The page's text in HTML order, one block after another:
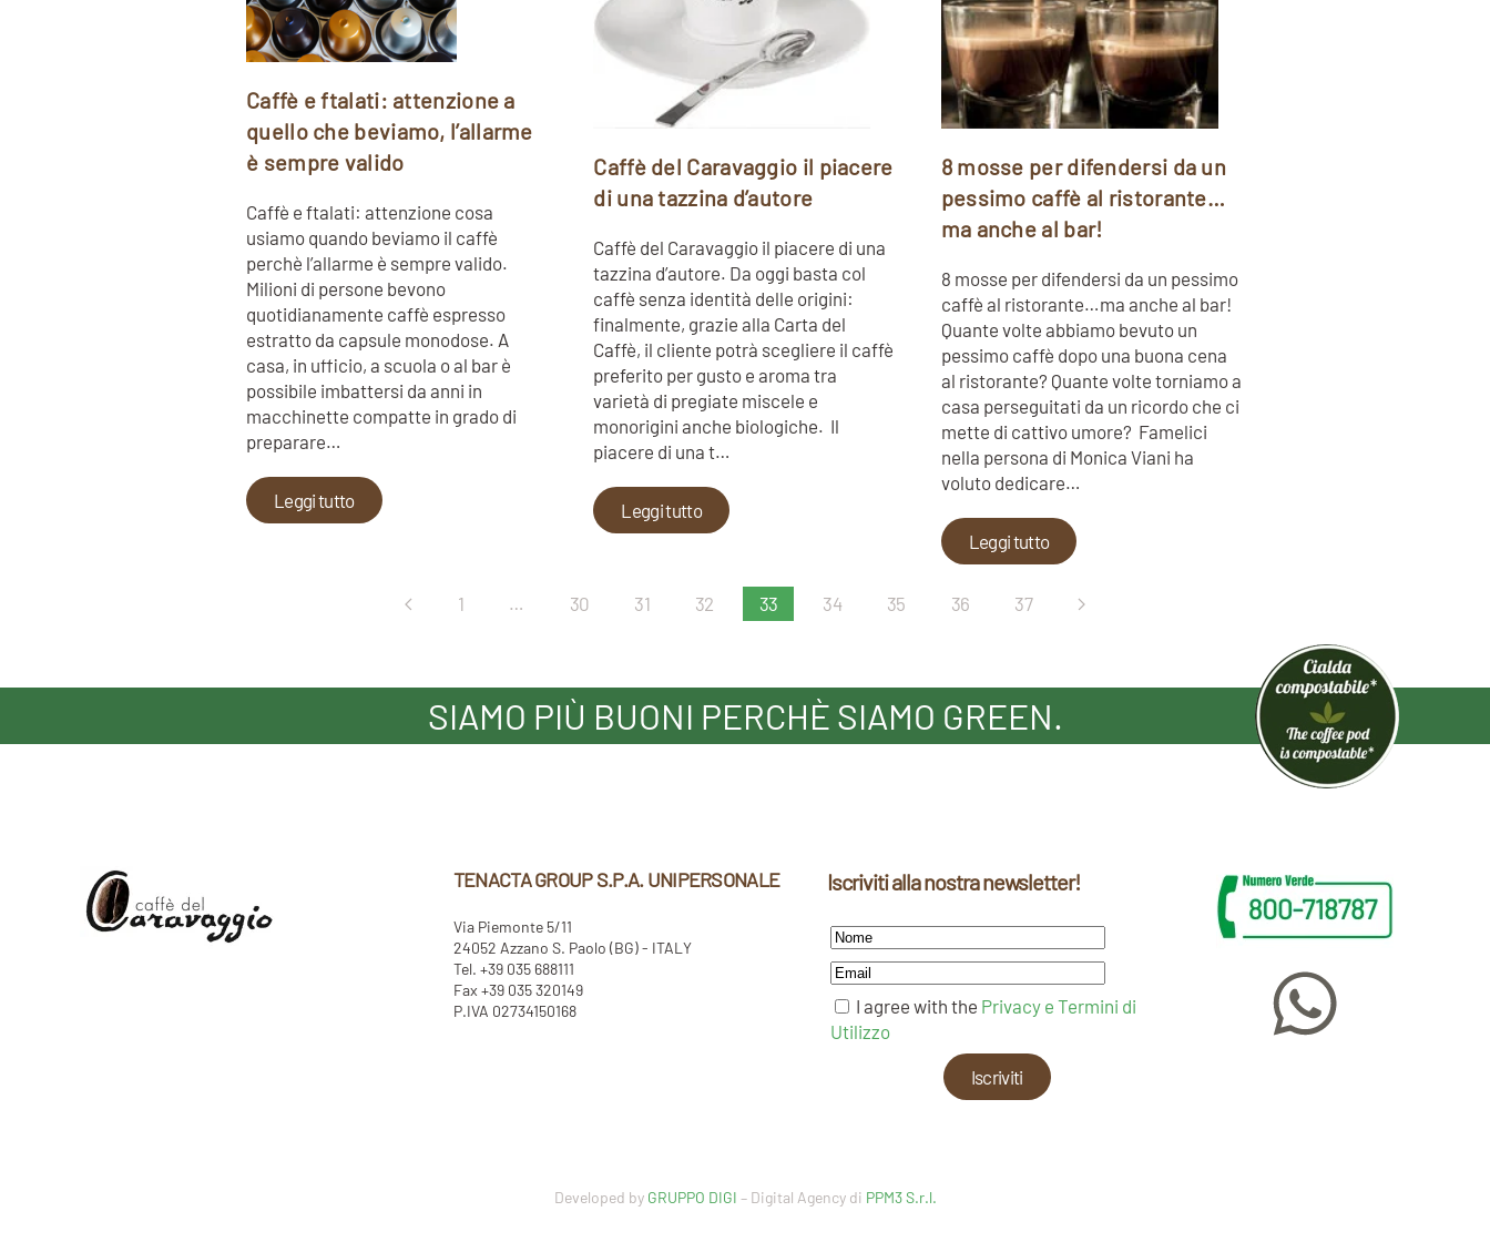
Caffè e ftalati: attenzione a
quello che beviamo, l’allarme
è sempre valido
Caffè e ftalati: attenzione cosa
usiamo quando beviamo il caffè
perchè l’allarme è sempre valido.
Milioni di persone bevono
quotidianamente caffè espresso
estratto da capsule monodose. A
casa, in ufficio, a scuola o al bar è
possibile imbattersi da anni in
macchinette compatte in grado di
preparare…
Leggi tutto
Caffè del Caravaggio il piacere
di una tazzina d’autore
Caffè del Caravaggio il piacere di una
tazzina d’autore. Da oggi basta col
caffè senza identità delle origini:
finalmente, grazie alla Carta del
Caffè, il cliente potrà scegliere il caffè
preferito per gusto e aroma tra
varietà di pregiate miscele e
monorigini anche biologiche. Il
piacere di una t…
Leggi tutto
8 mosse per difendersi da un
pessimo caffè al ristorante…
ma anche al bar!
8 mosse per difendersi da un pessimo
caffè al ristorante…ma anche al bar!
Quante volte abbiamo bevuto un
pessimo caffè dopo una buona cena
al ristorante? Quante volte torniamo a
casa perseguitati da un ricordo che ci
mette di cattivo umore? Famelici
nella persona di Monica Viani ha
voluto dedicare…
Leggi tutto
1 … 30 31 32 33 34 35 36 37
SIAMO PIÙ BUONI PERCHÈ SIAMO GREEN.
TENACTA GROUP S.P.A. UNIPERSONALE
Via Piemonte 5/11
24052 Azzano S. Paolo (BG) - ITALY
Tel. +39 035 688111
Fax +39 035 320149
P.IVA 02734150168
Iscriviti alla nostra newsletter!
I agree with the Privacy e Termini di
Utilizzo
Developed by GRUPPO DIGI – Digital Agency di PPM3 S.r.l.